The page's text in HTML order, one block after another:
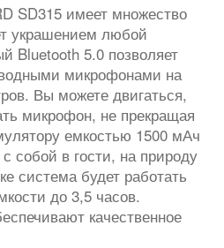
SD315 имеет множество
украшением любой
Bluetooth 5.0 позволяет
микрофонами на
Вы можете двигаться,
микрофон, не прекращая
емкостью 1500 мАч
собой в гости, на природу
система будет работать
до 3,5 часов.
качественное